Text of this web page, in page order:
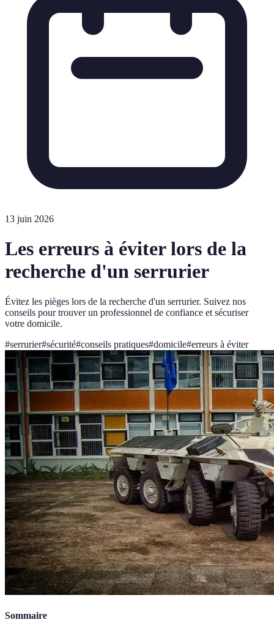
13 juin 2026
Les erreurs à éviter lors de la
recherche d'un serrurier
Évitez les pièges lors de la recherche d'un serrurier. Suivez nos
conseils pour trouver un professionnel de confiance et sécuriser
votre domicile.
#serrurier#sécurité#conseils pratiques#domicile#erreurs à éviter
Sommaire